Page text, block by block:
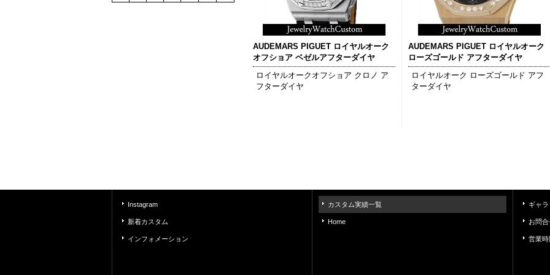
AUDEMARS PIGUET ロイヤルオーク
オフショア ベゼルアフターダイヤ
ロイヤルオークオフショア クロノ ア
フターダイヤ
AUDEMARS PIGUET ロイヤルオーク
ローズゴールド アフターダイヤ
ロイヤルオーク ローズゴールド アフ
ターダイヤ
Instagram
新着カスタム
インフォメーション
カスタム実績一覧
Home
ギャラ
お問合
営業時